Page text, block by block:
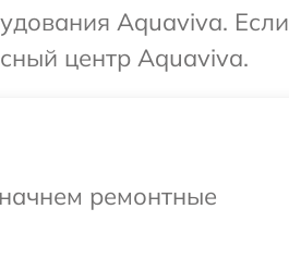
Aquaviva. Если
центр Aquaviva.
ремонтные